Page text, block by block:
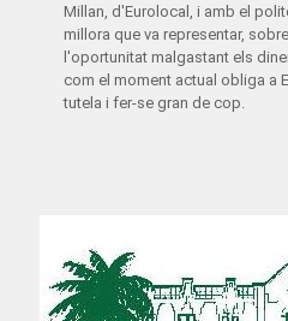
Millan, d'Eurolocal, i amb el
millora que va representar,
l'oportunitat malgastant els
com el moment actual obliga a
tutela i fer-se gran de cop.